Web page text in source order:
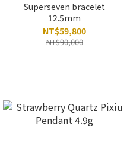
Superseven bracelet
12.5mm
NT$59,800
NT$90,000